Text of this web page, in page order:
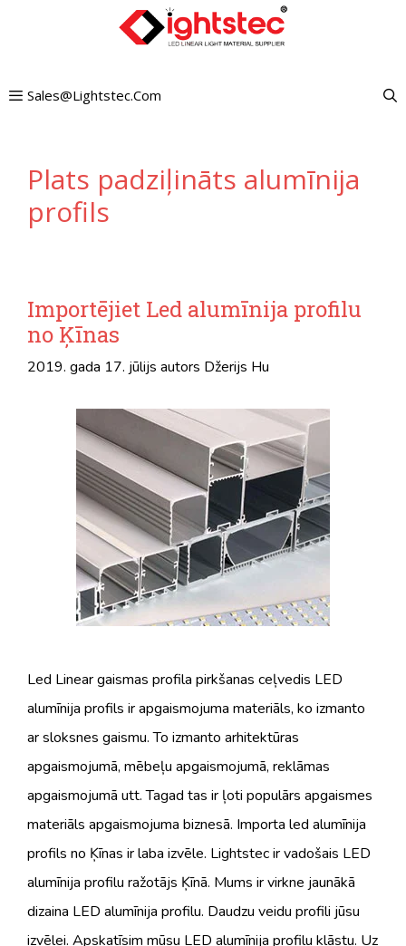
Sales@lightstec.com
Plats padziļināts alumīnija
profils
Importējiet Led alumīnija profilu
no Ķīnas
2019. gada 17. jūlijs autors Džerijs Hu
Led Linear gaismas profila pirkšanas ceļvedis LED
alumīnija profils ir apgaismojuma materiāls, ko izmanto
ar sloksnes gaismu. To izmanto arhitektūras
apgaismojumā, mēbeļu apgaismojumā, reklāmas
apgaismojumā utt. Tagad tas ir ļoti populārs apgaismes
materiāls apgaismojuma biznesā. Importa led alumīnija
profils no Ķīnas ir laba izvēle. Lightstec ir vadošais LED
alumīnija profilu ražotājs Ķīnā. Mums ir virkne jaunākā
dizaina LED alumīnija profilu. Daudzu veidu profili jūsu
izvēlei. Apskatīsim mūsu LED alumīnija profilu klāstu. Uz